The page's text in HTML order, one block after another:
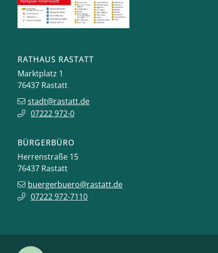
RATHAUS RASTATT
Marktplatz 1
76437 Rastatt
stadt@rastatt.de
07222 972-0
BÜRGERBÜRO
Herrenstraße 15
76437 Rastatt
buergerbuero@rastatt.de
07222 972-7110